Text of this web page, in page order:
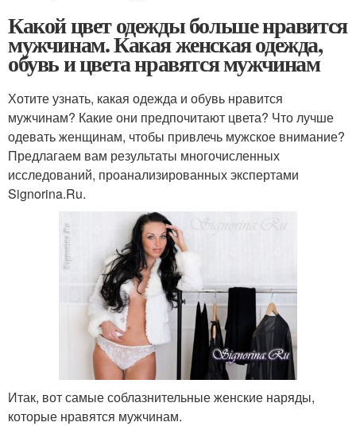
Какой цвет одежды больше нравится
мужчинам. Какая женская одежда,
обувь и цвета нравятся мужчинам
Хотите узнать, какая одежда и обувь нравится
мужчинам? Какие они предпочитают цвета? Что лучше
одевать женщинам, чтобы привлечь мужское внимание?
Предлагаем вам результаты многочисленных
исследований, проанализированных экспертами
Signorina.Ru.
Итак, вот самые соблазнительные женские наряды,
которые нравятся мужчинам.